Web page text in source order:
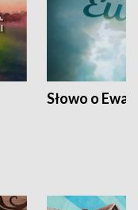
Słowo o